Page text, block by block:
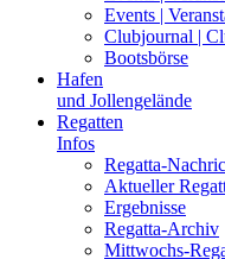
Events |
Clubjournal |
Bootsbörse
Hafen
und Jollengelände
Regatten
Infos
Regatta-
Aktueller
Ergebnisse
Regatta-Archiv
Mittwochs-